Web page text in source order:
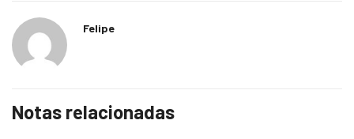
Felipe
Notas relacionadas